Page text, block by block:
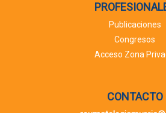
Publicaciones
Congresos
Acceso Zona
CONTACTO